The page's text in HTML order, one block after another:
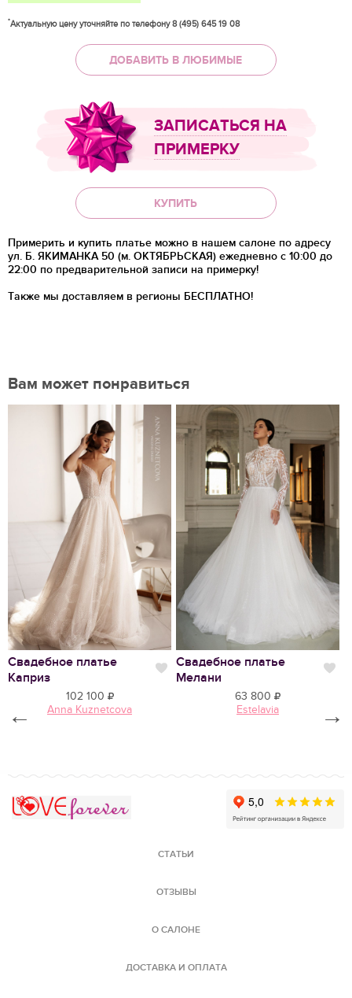
*Актуальную цену уточняйте по телефону 8 (495) 645 19 08
ДОБАВИТЬ В ЛЮБИМЫЕ
ЗАПИСАТЬСЯ НА
ПРИМЕРКУ
КУПИТЬ
Примерить и купить платье можно в нашем салоне по адресу
ул. Б. ЯКИМАНКА 50 (м. ОКТЯБРЬСКАЯ) ежедневно с 10:00 до
22:00 по предварительной записи на примерку!
Также мы доставляем в регионы БЕСПЛАТНО!
Вам может понравиться
Нравится
Свадебное платье
Каприз
Нравится
102 100
Anna Kuznetcova
Свадебное платье
Мелани
63 800
Estelavia
← →
СТАТЬИ
ОТЗЫВЫ
О САЛОНЕ
ДОСТАВКА И ОПЛАТА